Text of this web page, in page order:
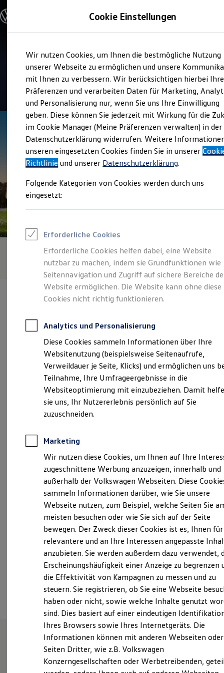
Hauptinhalt
springen
Footer
springen
Modelle und Konfigurator
Modelle vergleichen
Elektroautos
ENERGY Sondermodelle
Nutzfahrzeuge
SUV und CUV
Familienautos
Kombis
Kompaktwagen
Sportwagen
Schnell verfügbare Fahrzeuge
Angebote und Produkte
Aktuelle Angebote
E-Auto-Förderung
Volkswagen Marktplatz
Junge Gebrauchtwagen und Gebrauchtwagen
Volkswagen Zertifizierte Gebrauchtwagen
Zubehör- und Serviceangebote
Leasing
Leasing-Angebote
Gebrauchtwagen Leasing
Junge Gebrauchtwagen-Leasing
Elektroauto Leasing
Kleinwagen-Leasing
Leasing ohne Anzahlung
Finanzierung
Kfz-Versicherung
Restschuldversicherungen
Garantien
Wartungsverträge
Geschäftskunden
Professional Class bei Volkswagen
Großkunden
Behörden
Direktkunden
Sonderfahrzeuge
Anpfiff zum Gewinn
Elektroautos
ID. Tutorials
Elektrofahrzeugkonzepte
Reichweite
Reichweite der ID. Modelle
Reichweite im Winter
Laden
Laden unterwegs
Laden Zuhause
Ladestationen finden
Ladezeitensimulator
Batterie
Sicherheit
Garantie und Lebensdauer
Nachhaltigkeit
Technologie
Kosten und Kauf
Verbrauchskosten
Kaufoptionen
E-Auto-Förderung
Software und Konnektivität
ID. Software Versionen und Updates
Digitale Extras
Schnittstellen zu Ihrem ID.
Service
Autohaus Lampa Spelle
4.8| 86 Bewertungen
Verantwortlich für die Inhalte auf dieser Seite ist die Autohaus
Lampa Spelle GmbH (Impressum & Rechtliches)
Rheiner Straße 64, 48480 Spelle
spelle@lampa.de
+49 5977 940511
Über WhatsApp kontaktieren
Montag
Samstag
Geschlossen
Sonntag
Geschlossen
Ansprechpartner
Autohaus Lampa GmbH
Cookie Einstellungen
Wir nutzen Cookies, um Ihnen die bestmögliche Nutzung
unserer Webseite zu ermöglichen und unsere
mit Ihnen zu verbessern. Wir berücksichtigen hierbei Ihre
Präferenzen und verarbeiten Daten für Marketing,
und Personalisierung nur, wenn Sie uns Ihre Einwilligung
geben. Diese können Sie jederzeit mit Wirkung für die
im Cookie Manager (Meine Präferenzen verwalten) in der
Datenschutzerklärung widerrufen. Weitere
unseren eingesetzten Cookies finden Sie in unserer
Richtlinie und unserer Datenschutzerklärung.
Folgende Kategorien von Cookies werden durch uns
eingesetzt:
Erforderliche Cookies
Erforderliche Cookies helfen dabei, eine Website
nutzbar zu machen, indem sie Grundfunktionen wie
Seitennavigation und Zugriff auf sichere Bereiche
Website ermöglichen. Die Website kann ohne diese
Cookies nicht richtig funktionieren.
Analytics und Personalisierung
Diese Cookies sammeln Informationen über Ihre
Websitenutzung (beispielsweise Seitenaufrufe,
Verweildauer je Seite, Klicks) und ermöglichen uns
Teilnahme, Ihre Umfrageergebnisse in die
Websiteoptimierung mit einzubeziehen. Damit
sie uns, Ihr Nutzererlebnis persönlich auf Sie
zuzuschneiden.
Marketing
Wir nutzen diese Cookies, um Ihnen auf Ihre
zugeschnittene Werbung anzuzeigen, innerhalb und
außerhalb der Volkswagen Webseiten. Diese
sammeln Informationen darüber, wie Sie unsere
Webseite nutzen, zum Beispiel, welche Seiten Sie
meisten besuchen oder wie Sie sich auf der Seite
bewegen. Der Zweck dieser Cookies ist es, Ihnen für
relevantere und an Ihre Interessen angepasste
anzubieten. Sie werden außerdem dazu verwendet,
Erscheinungshäufigkeit einer Anzeige zu begrenzen
die Effektivität von Kampagnen zu messen und zu
steuern. Sie registrieren, ob Sie eine Webseite
haben oder nicht, sowie welche Inhalte genutzt
sind. Dies basiert auf einer eindeutigen
Ihres Browsers sowie Ihres Internetgeräts. Die
Informationen können mit anderen Webseiten oder
Seiten Dritter, wie z.B. Volkswagen
Konzerngesellschaften oder Werbetreibenden,